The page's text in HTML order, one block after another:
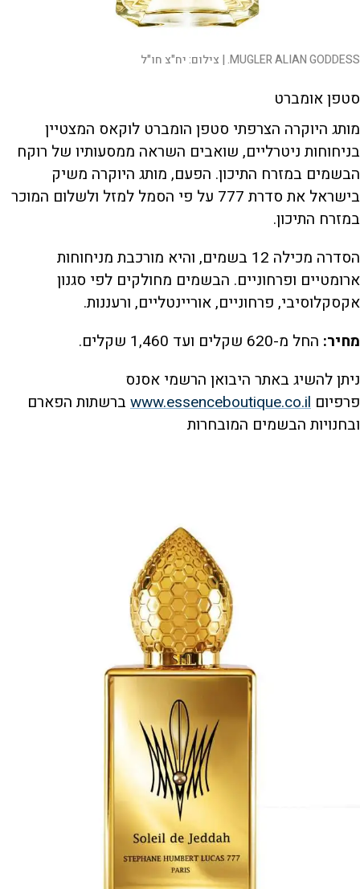
MUGLER ALIAN GODDESS. | צילום:יח"צ חו"ל
סטפן אומברט
מותג היוקרה הצרפתי סטפן הומברט לוקאס המצטיין
בניחוחות ניטרליים, שואבים השראה ממסעותיו של רוקח
הבשמים במזרח התיכון. הפעם, מותג היוקרה משיק
בישראל את סדרת 777 על פי הסמל למזל ולשלום המוכר
במזרח התיכון.
הסדרה מכילה 12 בשמים, והיא מורכבת מניחוחות
ארומטיים ופרחוניים. הבשמים מחולקים לפי סגנון
אקסקלוסיבי, פרחוניים, אוריינטליים, ורעננות.
מחיר: החל מ-620 שקלים ועד 1,460 שקלים.
ניתן להשיג באתר היבואן הרשמי אסנס
פרפיום www.essenceboutique.co.il ברשתות הפארם
ובחנויות הבשמים המובחרות